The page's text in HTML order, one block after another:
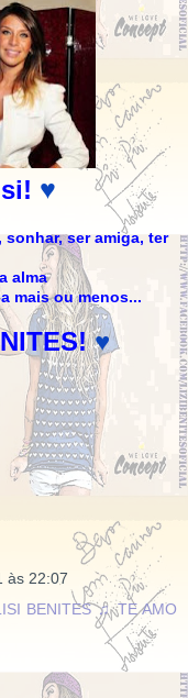
♥
ser amiga, ter
alma
mais ou menos...
♥
às 22:07
BENITES ♫ TE AMO